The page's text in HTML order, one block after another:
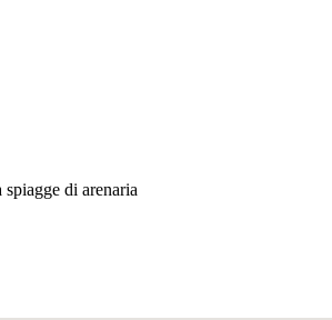
di arenaria